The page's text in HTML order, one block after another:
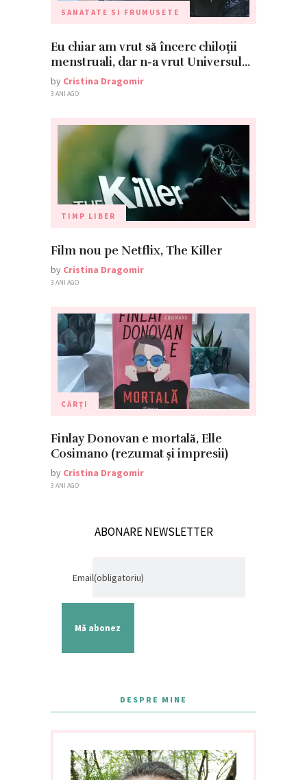
SANATATE SI FRUMUSETE
Eu chiar am vrut să încerc chiloții
menstruali, dar n-a vrut Universul…
by Cristina Dragomir
3 ANI AGO
TIMP LIBER
Film nou pe Netflix, The Killer
by Cristina Dragomir
3 ANI AGO
CĂRȚI
Finlay Donovan e mortală, Elle
Cosimano (rezumat și impresii)
by Cristina Dragomir
3 ANI AGO
ABONARE NEWSLETTER
Email(obligatoriu)
Mă abonez
DESPRE MINE